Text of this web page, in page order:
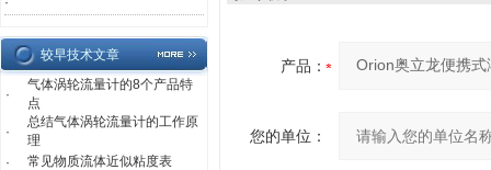
较早技术文章
·
气体涡轮流量计的8个产品特
点
·
总结气体涡轮流量计的工作原
理
·
常见物质流体近似粘度表
产品：
您的单位：